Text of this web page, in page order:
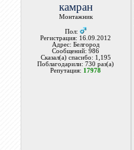
камран
Монтажник
Пол:
Регистрация: 16.09.2012
Адрес: Белгород
Сообщений: 986
Сказал(а) спасибо: 1,195
Поблагодарили: 730 раз(а)
Репутация: 17978